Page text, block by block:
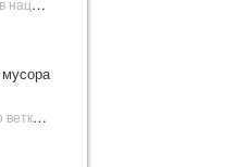
Жителям Соль-Илецка напомнили, что ветки от деревьев нельзя оставлять на площадках ТКО | Новости Соль-Илецка